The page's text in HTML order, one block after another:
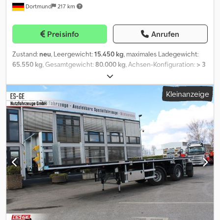
Hydraulikaggregat zur Steuerung der Hydraulikvorgänge * 3 Paar
nach außen klappbar * beim Königszapfen 1 Paar Verzurrringe (LC
10.000 daN) - alle anderen Verzurrringe (LC 5.000 daN) * 3 Paar
eingelassen, für Steckrungen ca. 100 x 50 mm * 1
Rungentaschenleiste quer im Ladeboden des Schwanenhalses
montiert, für Steckrungen ca. 100 x 50 mm * 1x hinten am
Schwanenhals * 2 Zoll Königszapfen * Mechanische
Sattelstützen mit 2-Gang-Getriebe und Kurbel * 8 Paar
Rungentaschen im Außenrahmen der Ladefläche eingelassen,
für Steckrungen ca. 100 x 50 mm * 10 Paar versenkte Verzurrringe
liegend im Außenrahmen der Ladefläche, nach außen klappbar *
Nachlenkung von vorne und hinten mittels Kabel-Fernbedienung
bedienbar, mit Einspurkontrolle der Achsen, ohne Installation in
der SZM * Letzte Achse mit Luftbalgentlüftung aktiviert beim
Betätigen der Feststellbremse * Stirnwand aus Stahl, ca. 1.600 mm
hoch, in zertifizierter Ausführung nach EN12642 : 2016 XL * Runde
NATO Steckdose an der Anschlussleiste vorne (Maeler & Kaege
VG 96 917) * 1 LED Arbeitsscheinwerfer jeweils links und rechts
bei den Sattelstützen angebracht, mit Verkabelung auf die
Dortmund 217 km
Preisinfo Anrufen
Zustand: neu, Leergewicht:15.450 kg, maximales Ladegewicht:
65.550 kg , Gesamtgewicht:80.000 kg , Achsen-Konfiguration: > 3
21.900 mm
Laderaumhöhe:925 mm, Federung:Luft, Reifengröße:235/75 R
17.5, Farbe:
, Schwanenhals: Schwanenhals
in SNT Design zur Optimierung der Ladeflächenlänge, Länge ca.
3.700 mm, hinten mit Abschrägung ca. 1.000 mm x 10° Technische
Sattellast: 30.000 kg. Für SZM: 4x2, 6x2 und 6x4 Ladefläche:
Ladefläche in zweifach-ausziehbarer Ausführung, Länge ca. 8.800
mm mit Abschrägung am Heck ca. 500 mm x 10° An dem mittleren
träger ist ein ca. 300 mm breiter Auflagetisch mit Langlöchern
vorne und hinten für einhäng- und versetzbare optionale
Überbrückungselemente verschweißt Pneumatische
Verriegelung mit konischem Verriegelungsbolzen und
verstärkten Verriegelungspositionen, die Versorgungsleitungen
liegen geschützt in den ausziehbaren Trägern und passen sich
Kleinanzeige